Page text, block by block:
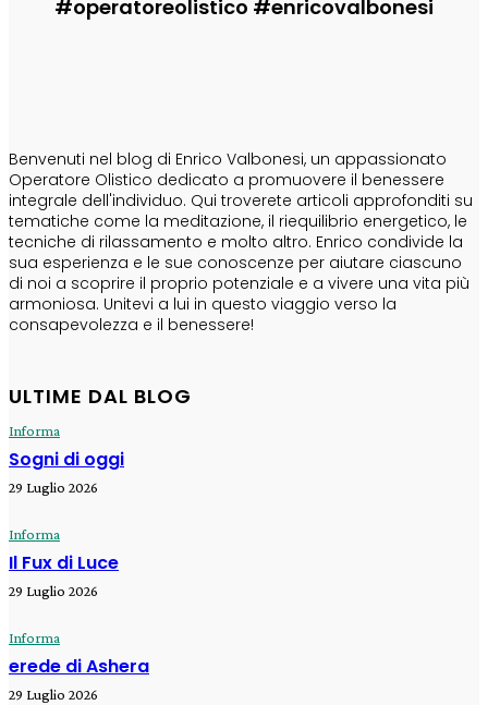
#operatoreolistico #enricovalbonesi
Benvenuti nel blog di Enrico Valbonesi, un appassionato
Operatore Olistico dedicato a promuovere il benessere
integrale dell'individuo. Qui troverete articoli approfonditi su
tematiche come la meditazione, il riequilibrio energetico, le
tecniche di rilassamento e molto altro. Enrico condivide la
sua esperienza e le sue conoscenze per aiutare ciascuno
di noi a scoprire il proprio potenziale e a vivere una vita più
armoniosa. Unitevi a lui in questo viaggio verso la
consapevolezza e il benessere!
ULTIME DAL BLOG
Informa
Sogni di oggi
29 Luglio 2026
Informa
Il Fux di Luce
29 Luglio 2026
Informa
erede di Ashera
29 Luglio 2026